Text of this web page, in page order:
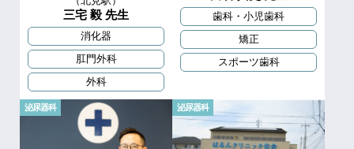
三宅 毅 先生
消化器
肛門外科
外科
歯科・小児歯科
矯正
スポーツ歯科
泌尿器科 泌尿器科